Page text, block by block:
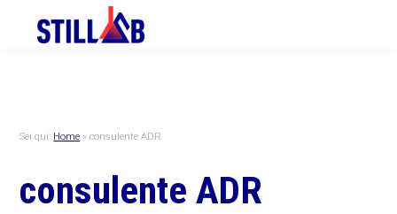
primary
primary
Sei qui: Home »consulente ADR
consulente ADR